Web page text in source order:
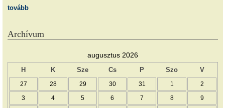
tovább
Archívum
augusztus 2026
H K Sze Cs P Szo V
27 28 29 30 31 1 2
3 4 5 6 7 8 9